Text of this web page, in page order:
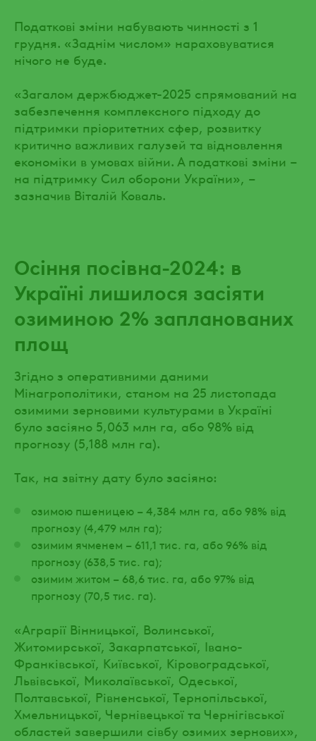
Податкові зміни набувають чинності з 1
грудня. «Заднім числом» нараховуватися
нічого не буде.
«Загалом держбюджет-2025 спрямований на
забезпечення комплексного підходу до
підтримки пріоритетних сфер, розвитку
критично важливих галузей та відновлення
економіки в умовах війни. А податкові зміни –
на підтримку Сил оборони України», –
зазначив Віталій Коваль.
Осіння посівна-2024: в
Україні лишилося засіяти
озиминою 2% запланованих
площ
Згідно з оперативними даними
Мінагрополітики, станом на 25 листопада
озимими зерновими культурами в Україні
було засіяно 5,063 млн га, або 98% від
прогнозу (5,188 млн га).
Так, на звітну дату було засіяно:
озимою пшеницею – 4,384 млн га, або 98% від
прогнозу (4,479 млн га);
озимим ячменем – 611,1 тис. га, або 96% від
прогнозу (638,5 тис. га);
озимим житом – 68,6 тис. га, або 97% від
прогнозу (70,5 тис. га).
«Аграрії Вінницької, Волинської,
Житомирської, Закарпатської, Івано-
Франківської, Київської, Кіровоградської,
Львівської, Миколаївської, Одеської,
Полтавської, Рівненської, Тернопільської,
Хмельницької, Чернівецької та Чернігівської
областей завершили сівбу озимих зернових»,